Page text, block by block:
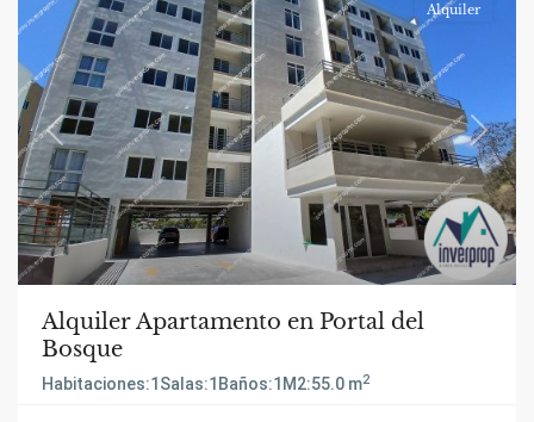
Previous Next
Alquiler
Alquiler Apartamento en Portal del
Bosque
Habitaciones:1 Salas:1 Baños:1 M2:55.0 m2